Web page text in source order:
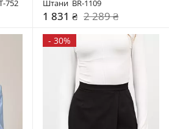
752 Штани  BR-1109
1 831 ₴ 2 289 ₴
- 30%